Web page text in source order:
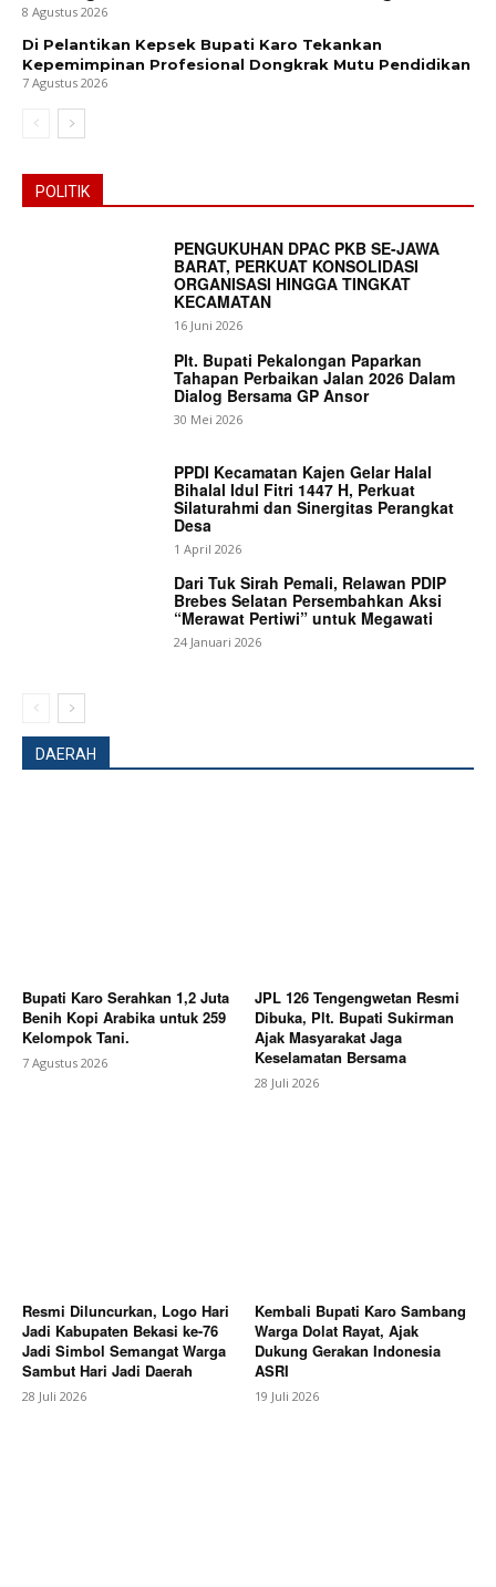
8 Agustus 2026
Di Pelantikan Kepsek Bupati Karo Tekankan
Kepemimpinan Profesional Dongkrak Mutu Pendidikan
7 Agustus 2026
POLITIK
PENGUKUHAN DPAC PKB SE-JAWA
BARAT, PERKUAT KONSOLIDASI
ORGANISASI HINGGA TINGKAT
KECAMATAN
16 Juni 2026
Plt. Bupati Pekalongan Paparkan
Tahapan Perbaikan Jalan 2026 Dalam
Dialog Bersama GP Ansor
30 Mei 2026
PPDI Kecamatan Kajen Gelar Halal
Bihalal Idul Fitri 1447 H, Perkuat
Silaturahmi dan Sinergitas Perangkat
Desa
1 April 2026
Dari Tuk Sirah Pemali, Relawan PDIP
Brebes Selatan Persembahkan Aksi
“Merawat Pertiwi” untuk Megawati
24 Januari 2026
DAERAH
Bupati Karo Serahkan 1,2 Juta
Benih Kopi Arabika untuk 259
Kelompok Tani.
7 Agustus 2026
JPL 126 Tengengwetan Resmi
Dibuka, Plt. Bupati Sukirman
Ajak Masyarakat Jaga
Keselamatan Bersama
28 Juli 2026
Resmi Diluncurkan, Logo Hari
Jadi Kabupaten Bekasi ke-76
Jadi Simbol Semangat Warga
Sambut Hari Jadi Daerah
28 Juli 2026
Kembali Bupati Karo Sambang
Warga Dolat Rayat, Ajak
Dukung Gerakan Indonesia
ASRI
19 Juli 2026